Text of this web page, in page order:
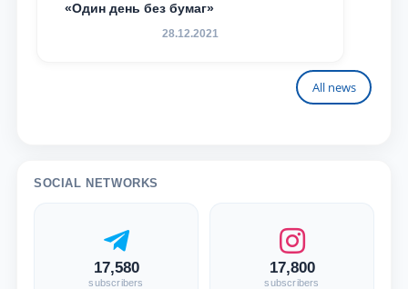
«Один день без бумаг»
28.12.2021
All news
SOCIAL NETWORKS
17,580
subscribers
17,800
subscribers